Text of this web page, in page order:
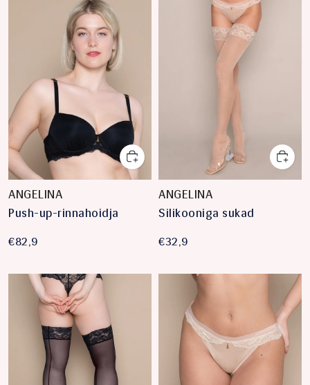
ANGELINA
Push-up-rinnahoidja
€82,9
ANGELINA
Silikooniga sukad
€32,9